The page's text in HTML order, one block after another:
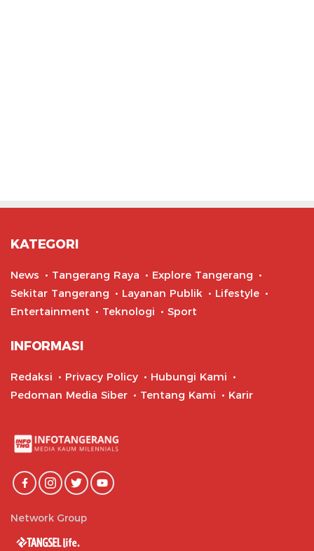
KATEGORI
News Tangerang Raya
Explore Tangerang
Sekitar Tangerang
Layanan Publik
Lifestyle
Entertainment
Teknologi Sport
INFORMASI
Redaksi Privacy Policy
Hubungi Kami
Pedoman Media Siber
Tentang Kami Karir
Network Group